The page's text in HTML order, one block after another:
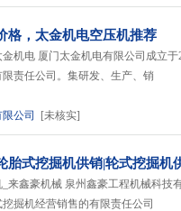
格，太金机电空压机推荐
机电 厦门太金机电有限公司成立
责任公司。集研发、生产、销
公司
[未核实]
胎式挖掘机供销|轮式挖掘机
来鑫豪机械 泉州鑫豪工程机械科技
掘机经营销售的有限责任公司